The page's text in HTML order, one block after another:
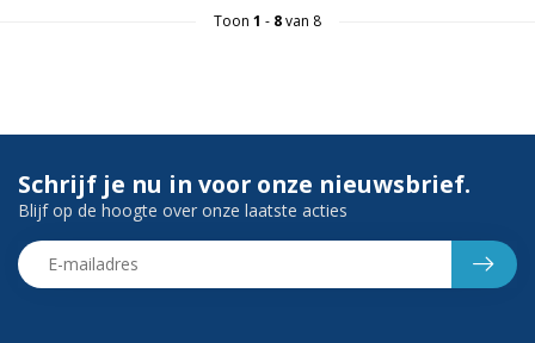
Toon 1 - 8van 8
Schrijf je nu in voor onze nieuwsbrief.
Blijf op de hoogte over onze laatste acties